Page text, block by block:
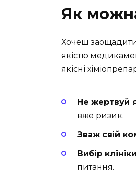
Як
Хочеш
якістю
якісні
Не жертвуй
вже ризик.
Зваж свій
Вибір
питання.